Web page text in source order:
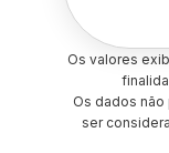
Os valores
Os dados
ser